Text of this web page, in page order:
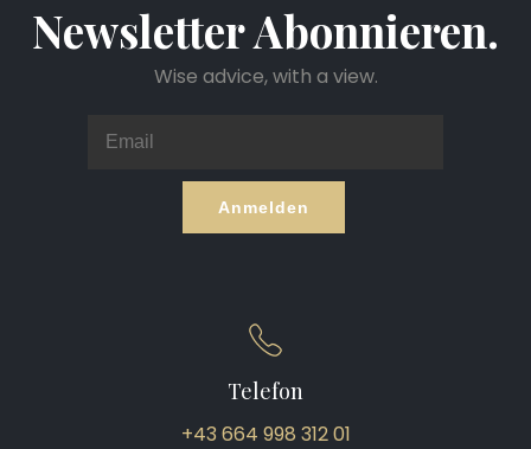
Newsletter Abonnieren.
Wise advice, with a view.
Anmelden
Telefon
+43 664 998 312 01